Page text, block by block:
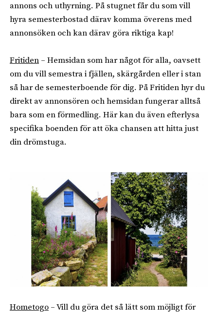
annons och uthyrning. På stugnet får du som vill
hyra semesterbostad därav komma överens med
annonsöken och kan därav göra riktiga kap!
Fritiden – Hemsidan som har något för alla, oavsett
om du vill semestra i fjällen, skärgården eller i stan
så har de semesterboende för dig. På Fritiden hyr du
direkt av annonsören och hemsidan fungerar alltså
bara som en förmedling. Här kan du även efterlysa
specifika boenden för att öka chansen att hitta just
din drömstuga.
Hometogo – Vill du göra det så lätt som möjligt för